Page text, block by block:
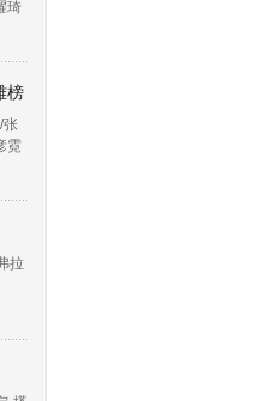
琦
榜
张
霓
拉